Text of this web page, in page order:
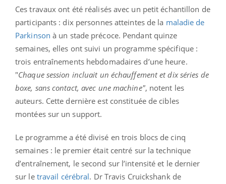
Ces travaux ont été réalisés avec un petit échantillon de
participants : dix personnes atteintes de la maladie de
Parkinson à un stade précoce. Pendant quinze
semaines, elles ont suivi un programme spécifique :
trois entraînements hebdomadaires d’une heure.
"Chaque session incluait un échauffement et dix séries de
boxe, sans contact, avec une machine", notent les
auteurs. Cette dernière est constituée de cibles
montées sur un support.
Le programme a été divisé en trois blocs de cinq
semaines : le premier était centré sur la technique
d’entraînement, le second sur l’intensité et le dernier
sur le travail cérébral. Dr Travis Cruickshank de